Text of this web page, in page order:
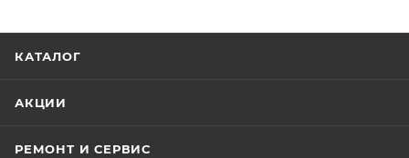
КАТАЛОГ
АКЦИИ
РЕМОНТ И СЕРВИС